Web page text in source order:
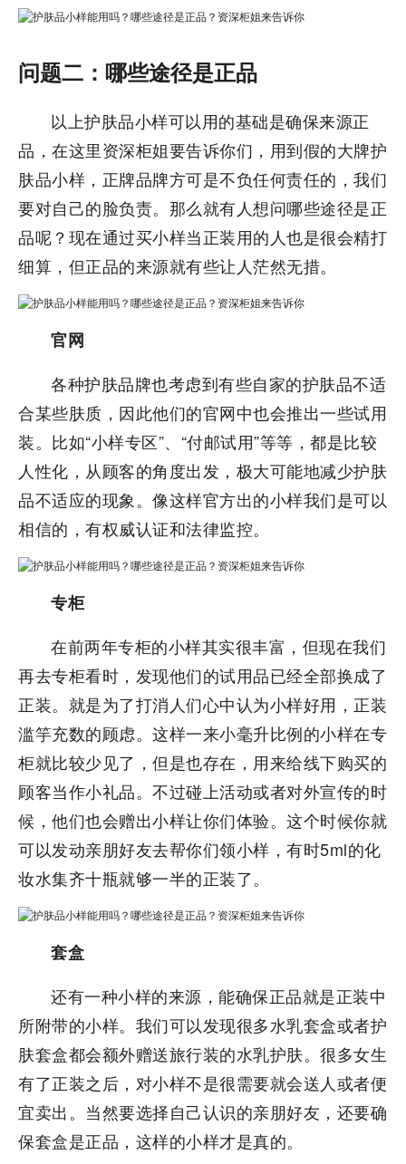
问题二：哪些途径是正品
以上护肤品小样可以用的基础是确保来源正
品，在这里资深柜姐要告诉你们，用到假的大牌护
肤品小样，正牌品牌方可是不负任何责任的，我们
要对自己的脸负责。那么就有人想问哪些途径是正
品呢？现在通过买小样当正装用的人也是很会精打
细算，但正品的来源就有些让人茫然无措。
官网
各种护肤品牌也考虑到有些自家的护肤品不适
合某些肤质，因此他们的官网中也会推出一些试用
装。比如“小样专区”、“付邮试用”等等，都是比较
人性化，从顾客的角度出发，极大可能地减少护肤
品不适应的现象。像这样官方出的小样我们是可以
相信的，有权威认证和法律监控。
专柜
在前两年专柜的小样其实很丰富，但现在我们
再去专柜看时，发现他们的试用品已经全部换成了
正装。就是为了打消人们心中认为小样好用，正装
滥竽充数的顾虑。这样一来小毫升比例的小样在专
柜就比较少见了，但是也存在，用来给线下购买的
顾客当作小礼品。不过碰上活动或者对外宣传的时
候，他们也会赠出小样让你们体验。这个时候你就
可以发动亲朋好友去帮你们领小样，有时5ml的化
妆水集齐十瓶就够一半的正装了。
套盒
还有一种小样的来源，能确保正品就是正装中
所附带的小样。我们可以发现很多水乳套盒或者护
肤套盒都会额外赠送旅行装的水乳护肤。很多女生
有了正装之后，对小样不是很需要就会送人或者便
宜卖出。当然要选择自己认识的亲朋好友，还要确
保套盒是正品，这样的小样才是真的。